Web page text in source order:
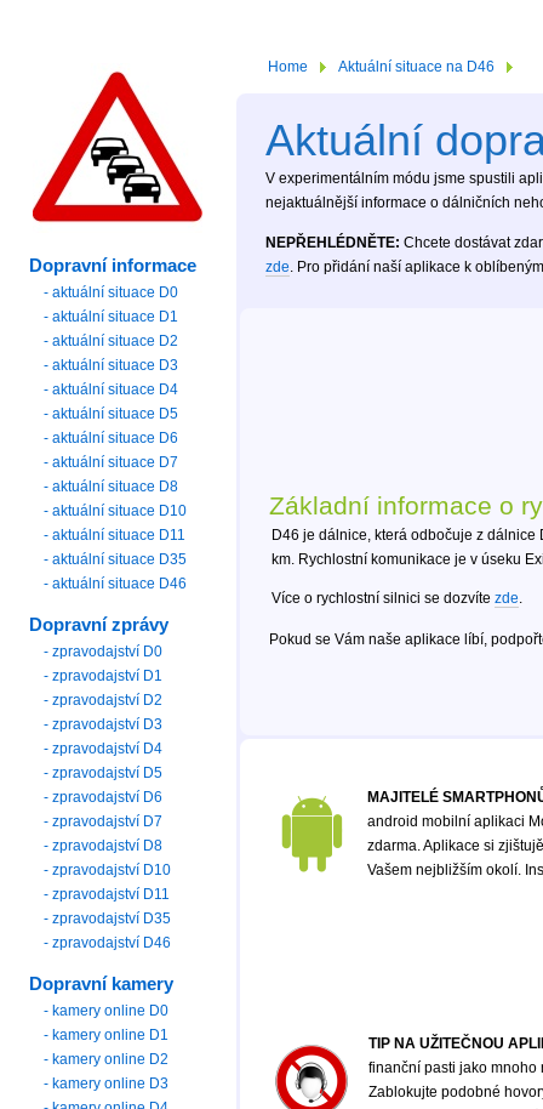
Home Aktuální situace na D46
Aktuální
V experimentálním módu jsme spustili
nejaktuálnější informace o dálničních
NEPŘEHLÉDNĚTE: Chcete dostávat
zde . Pro přidání naší aplikace k
Základní informace o
D46 je dálnice, která odbočuje z
km. Rychlostní komunikace je v úseku
Více o rychlostní silnici se dozvíte zde.
Pokud se Vám naše aplikace líbí,
MAJITELÉ
android mobilní aplikaci
zdarma. Aplikace si
Vašem nejbližším okolí.
TIP NA UŽITEČNOU
finanční pasti jako mnoho
Zablokujte podobné
Dopravní informace
- aktuální situace D0
- aktuální situace D1
- aktuální situace D2
- aktuální situace D3
- aktuální situace D4
- aktuální situace D5
- aktuální situace D6
- aktuální situace D7
- aktuální situace D8
- aktuální situace D10
- aktuální situace D11
- aktuální situace D35
- aktuální situace D46
Dopravní zprávy
- zpravodajství D0
- zpravodajství D1
- zpravodajství D2
- zpravodajství D3
- zpravodajství D4
- zpravodajství D5
- zpravodajství D6
- zpravodajství D7
- zpravodajství D8
- zpravodajství D10
- zpravodajství D11
- zpravodajství D35
- zpravodajství D46
Dopravní kamery
- kamery online D0
- kamery online D1
- kamery online D2
- kamery online D3